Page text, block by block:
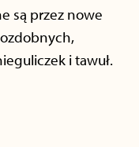
są przez nowe
i tawuł.